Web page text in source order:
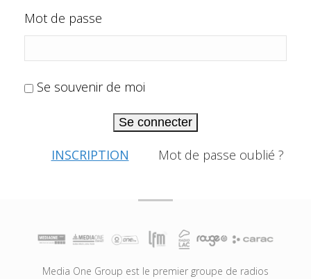
Mot de passe
Se souvenir de moi
Se connecter
INSCRIPTION Mot de passe oublié ?
Media One Group est le premier groupe de radios